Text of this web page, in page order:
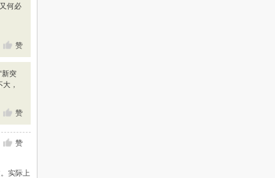
何必
赞
新突
，
赞
赞
实际上